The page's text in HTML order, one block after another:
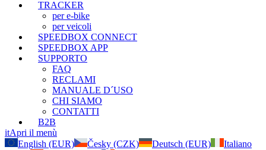
TRACKER
per e-bike
per veicoli
SPEEDBOX CONNECT
SPEEDBOX APP
SUPPORTO
FAQ
RECLAMI
MANUALE D´USO
CHI SIAMO
CONTATTI
B2B
itApri il menù
English (EUR)
Česky (CZK) Deutsch (EUR)
Italiano